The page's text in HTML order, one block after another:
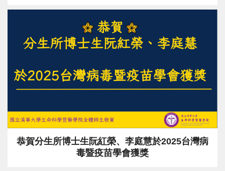
恭賀分生所博士生阮紅榮、李庭慧於2025台灣病
毒暨疫苗學會獲獎